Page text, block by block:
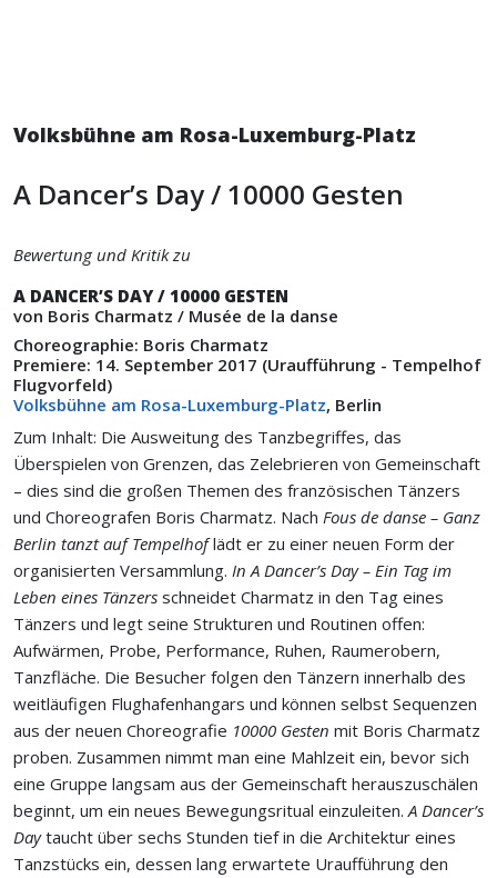
Volksbühne am Rosa-Luxemburg-Platz
A Dancer’s Day / 10000 Gesten
Bewertung und Kritik zu
A DANCER’S DAY / 10000 GESTEN
von Boris Charmatz / Musée de la danse
Choreographie: Boris Charmatz
Premiere: 14. September 2017 (Uraufführung - Tempelhof
Flugvorfeld)
Volksbühne am Rosa-Luxemburg-Platz, Berlin
Zum Inhalt: Die Ausweitung des Tanzbegriffes, das
Überspielen von Grenzen, das Zelebrieren von Gemeinschaft
– dies sind die großen Themen des französischen Tänzers
und Choreografen Boris Charmatz. Nach Fous de danse – Ganz
Berlin tanzt auf Tempelhoflädt er zu einer neuen Form der
organisierten Versammlung. In A Dancer’s Day – Ein Tag im
Leben eines Tänzers schneidet Charmatz in den Tag eines
Tänzers und legt seine Strukturen und Routinen offen:
Aufwärmen, Probe, Performance, Ruhen, Raumerobern,
Tanzfläche. Die Besucher folgen den Tänzern innerhalb des
weitläufigen Flughafenhangars und können selbst Sequenzen
aus der neuen Choreografie 10000 Gesten mit Boris Charmatz
proben. Zusammen nimmt man eine Mahlzeit ein, bevor sich
eine Gruppe langsam aus der Gemeinschaft herauszuschälen
beginnt, um ein neues Bewegungsritual einzuleiten.A Dancer’s
Daytaucht über sechs Stunden tief in die Architektur eines
Tanzstücks ein, dessen lang erwartete Uraufführung den